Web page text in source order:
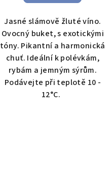
Jasné slámově žluté víno.
Ovocný buket, s exotickými
tóny. Pikantní a harmonická
chuť. Ideální k polévkám,
rybám a jemným sýrům.
Podávejte při teplotě 10 -
12°C.